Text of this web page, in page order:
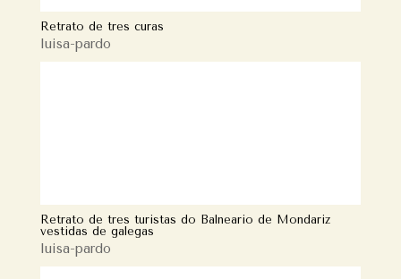
Retrato de tres curas
luisa-pardo
Retrato de tres turistas do Balneario de Mondariz
vestidas de galegas
luisa-pardo